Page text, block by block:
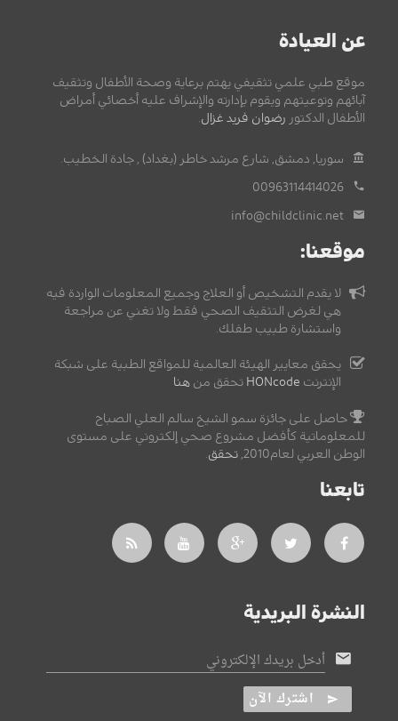
عن العيادة
موقع طبي علمي تثقيفي يهتم برعاية وصحة الأطفال وتثقيف
آبائهم وتوعيتهم ويقوم بإدارته والإشراف عليه أخصائي أمراض
الأطفال الدكتور رضوان فريد غزال
سوريا, دمشق, شارع مرشد خاطر (بغداد) , جادة الخطيب.
00963114414026
info@childclinic.net
موقعنا:
لا يقدم التشخيص أو العلاج وجميع المعلومات الواردة فيه
هي لغرض التثقيف الصحي فقط ولا تغني عن مراجعة
واستشارة طبيب طفلك.
يحقق معايير الهيئة العالمية للمواقع الطبية على شبكة
الإنترنت HONcode تحقق من هنا
حاصل على جائزة سمو الشيخ سالم العلي الصباح
للمعلوماتية كأفضل مشروع صحي إلكتروني على مستوى
الوطن العربي لعام2010,
تحقق
تابعنا
النشرة البريدية
أدخل بريدك الإلكتروني
اشترك الآن